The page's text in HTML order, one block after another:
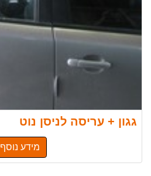
גגון + עריסה לניסן נוט
מידע נוסף